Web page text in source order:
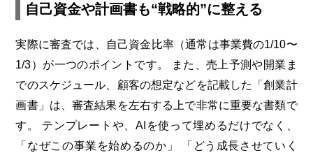
自己資金や計画書も“戦略的”に整える
実際に審査では、自己資金比率（通常は事業費の1/10〜
1/3）が一つのポイントです。
また、売上予測や開業ま
でのスケジュール、顧客の想定などを記載した「創業計
画書」は、審査結果を左右する上で非常に重要な書類で
す。
テンプレートや、AIを使って埋めるだけでなく、
「なぜこの事業を始めるのか」
「どう成長させていく